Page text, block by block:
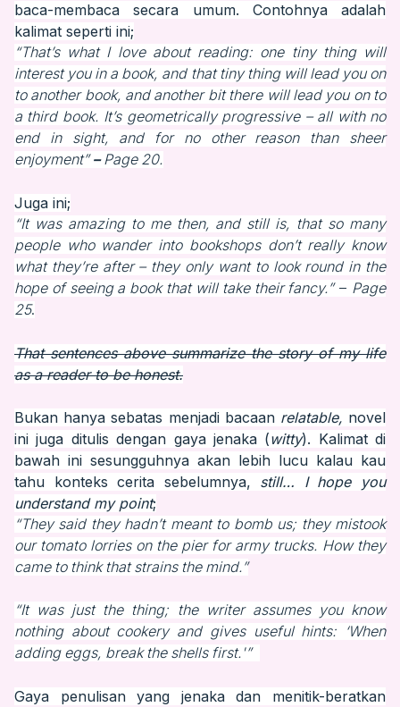
baca-membaca secara umum. Contohnya adalah
kalimat seperti ini;
“That’s what I love about reading: one tiny thing will
interest you in a book, and that tiny thing will lead you on
to another book, and another bit there will lead you on to
a third book. It’s geometrically progressive – all with no
end in sight, and for no other reason than sheer
enjoyment”–Page 20.
Juga ini;
“It was amazing to me then, and still is, that so many
people who wander into bookshops don’t really know
what they’re after – they only want to look round in the
hope of seeing a book that will take their fancy.”– Page
25.
That sentences above summarize the story of my life
as a reader to be honest.
Bukan hanya sebatas menjadi bacaan relatable, novel
ini juga ditulis dengan gaya jenaka (witty). Kalimat di
bawah ini sesungguhnya akan lebih lucu kalau kau
tahu konteks cerita sebelumnya, still… I hope you
understand my point;
“They said they hadn’t meant to bomb us; they mistook
our tomato lorries on the pier for army trucks. How they
came to think that strains the mind.”
“It was just the thing; the writer assumes you know
nothing about cookery and gives useful hints: ‘When
adding eggs, break the shells first.'”
Gaya penulisan yang jenaka dan menitik-beratkan